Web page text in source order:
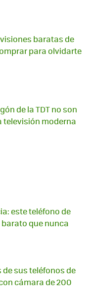
baratas de
para olvidarte
de la TDT no son
televisión moderna
este teléfono de
que nunca
sus teléfonos de
cámara de 200